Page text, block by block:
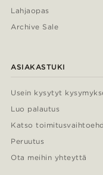
Lahjaopas
Archive Sale
ASIAKASTUKI
Usein kysytyt
Luo palautus
Katso
Peruutus
Ota meihin yhteyttä